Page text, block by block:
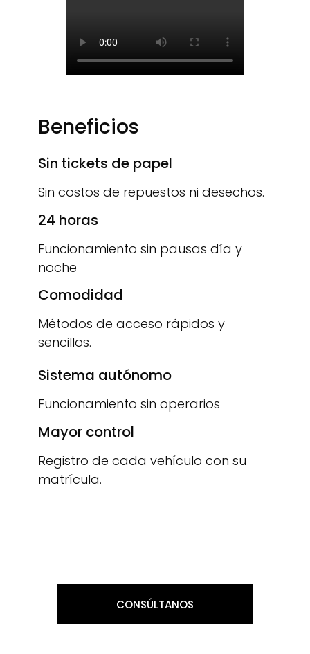
Beneficios
Sin tickets de papel
Sin costos de repuestos ni desechos.
24 horas
Funcionamiento sin pausas día y
noche
Comodidad
Métodos de acceso rápidos y
sencillos.
Sistema autónomo
Funcionamiento sin operarios
Mayor control
Registro de cada vehículo con su
matrícula.
CONSÚLTANOS